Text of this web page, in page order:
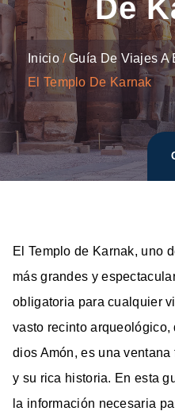
De
Inicio
Guía De Viajes A
El Templo De Karnak
El Templo de Karnak, uno
más grandes y
obligatoria para cualquier
vasto recinto arqueológico,
dios Amón, es una
y su rica historia. En esta
la información necesaria